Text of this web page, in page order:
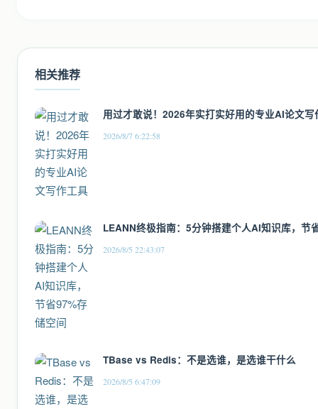
相关推荐
用过才敢说！2026年实打实好用的专业AI论文写
2026/8/7 6:22:58
LEANN终极指南：5分钟搭建个人AI知识库，节
2026/8/5 22:43:07
TBase vs Redis：不是选谁，是选谁干什么
2026/8/5 6:47:09